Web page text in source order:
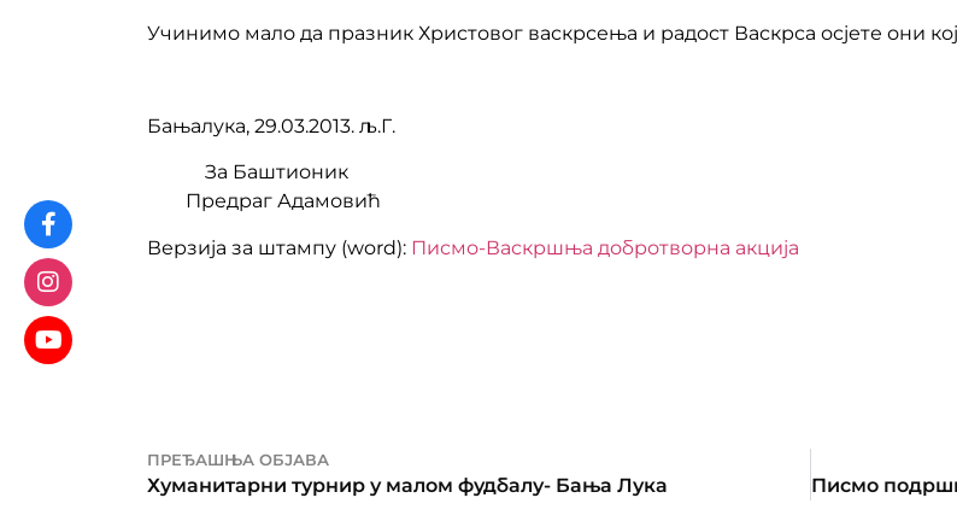
Учинимо мало да празник Христовог васкрсења и радост Васкрса осјете они
Бањалука, 29.03.2013. љ.Г.
За Баштионик
Предраг Адамовић
Верзија за штампу (word): Писмо-Васкршња добротворна акција
ПРЕЂАШЊА ОБЈАВА
Хуманитарни турнир у малом фудбалу- Бања Лука